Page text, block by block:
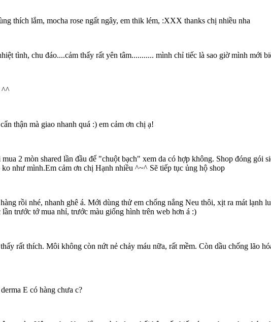
thích lắm, mocha rose ngất ngây, em thik lém, :XXX thanks chị nhiều nha
tình, chu đáo....cảm thấy rất yên tâm........... mình chỉ tiếc là sao giờ mình mới
^^
thận mà giao nhanh quá :) em cảm ơn chị ạ!
2 mòn shared lần đầu để "chuột bạch" xem da có hợp không. Shop đóng gói
như mình.Em cảm ơn chị Hạnh nhiều ^~^ Sẽ tiếp tục ủng hộ shop
rồi nhé, nhanh ghê á. Mới dùng thử em chống nắng Neu thôi, xịt ra mát lạnh
trước tớ mua nhỉ, trước màu giống hình trên web hơn á :)
rất thích. Môi không còn nứt nẻ chảy máu nữa, rất mềm. Còn dầu chống lão
E có hàng chưa c?